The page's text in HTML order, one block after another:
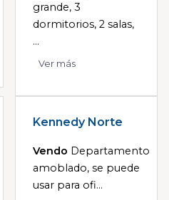
grande, 3
dormitorios, 2 salas,
...
Ver más
Kennedy Norte
Vendo Departamento
amoblado, se puede
usar para ofi...